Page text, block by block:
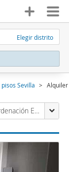
Elegir distrito
Sevilla Alquiler
Ordenación Enalquiler